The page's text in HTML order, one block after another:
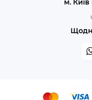
м. Київ